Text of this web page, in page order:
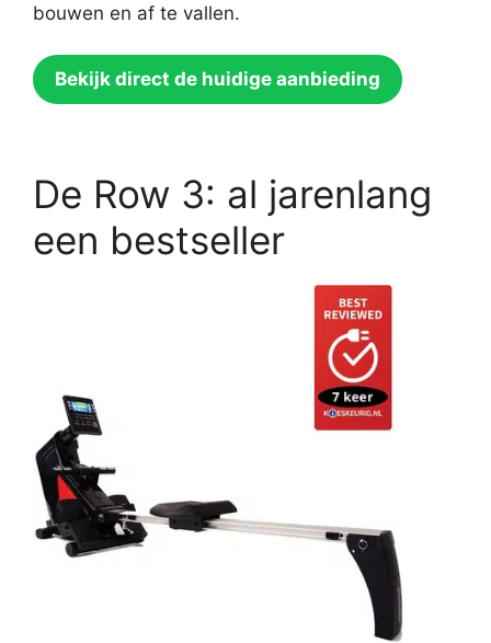
bouwen en af te vallen.
Bekijk direct de huidige aanbieding
De Row 3: al jarenlang
een bestseller